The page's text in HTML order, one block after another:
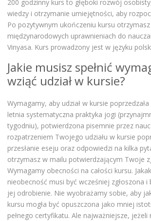
200 godzinny kurs to głęboki rozwój
wiedzy i otrzymanie umiejętności, aby
Po pozytywnym ukończeniu kursu
międzynarodowych uprawnieniach do
Vinyasa. Kurs prowadzony jest w języku
Jakie musisz spełnić
wziąć udział w kursie?
Wymagamy, aby udział w kursie
letnia systematyczna praktyka jogi
tygodniu), potwierdzona pisemnie przez
rozpatrzeniem Twojego udziału w kursie
przesłanie eseju oraz odpowiedzi na kilka
otrzymasz w mailu potwierdzającym Twoje
Wymagamy obecności na całości kursu.
nieobecność musi być wcześniej zgłoszona i
jej odrobienie. Nie wyobrażamy sobie, aby
kursu mogła być opuszczona jako mniej
pełnego certyfikatu. Ale najważniejsze, jeżeli